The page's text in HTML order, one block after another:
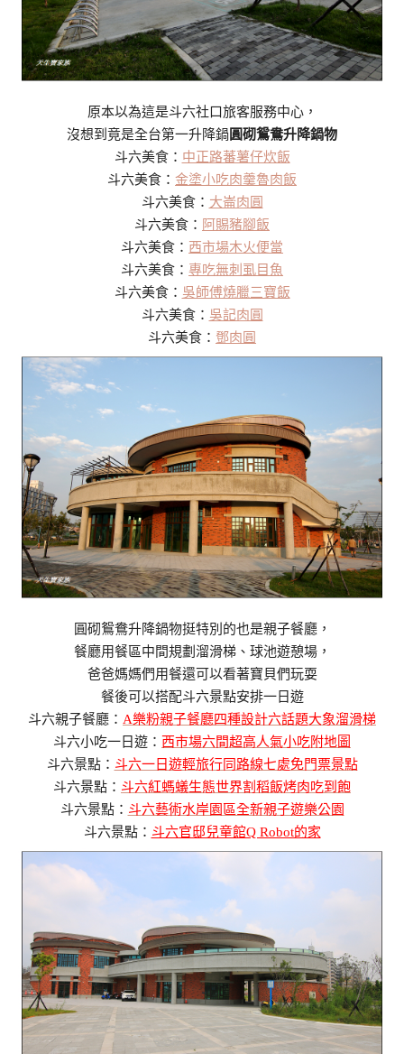
原本以為這是斗六社口旅客服務中心，
沒想到竟是全台第一升降鍋圓砌鴛鴦升降鍋物
斗六美食： 中正路蕃薯仔炊飯
斗六美食： 金塗小吃肉羹魯肉飯
斗六美食： 大崙肉圓
斗六美食： 阿賜豬腳飯
斗六美食： 西市場木火便當
斗六美食： 專吃無刺虱目魚
斗六美食： 吳師傅燒臘三寶飯
斗六美食： 吳記肉圓
斗六美食： 鄧肉圓
圓砌鴛鴦升降鍋物挺特別的也是親子餐廳，
餐廳用餐區中間規劃溜滑梯、球池遊憩場，
爸爸媽媽們用餐還可以看著寶貝們玩耍
餐後可以搭配斗六景點安排一日遊
斗六親子餐廳： A樂粉親子餐廳四種設計六話題大象溜滑梯
斗六小吃一日遊： 西市場六間超高人氣小吃附地圖
斗六景點： 斗六一日遊輕旅行同路線七處免門票景點
斗六景點： 斗六紅螞蟻生態世界割稻飯烤肉吃到飽
斗六景點： 斗六藝術水岸園區全新親子遊樂公園
斗六景點： 斗六官邸兒童館Q Robot的家